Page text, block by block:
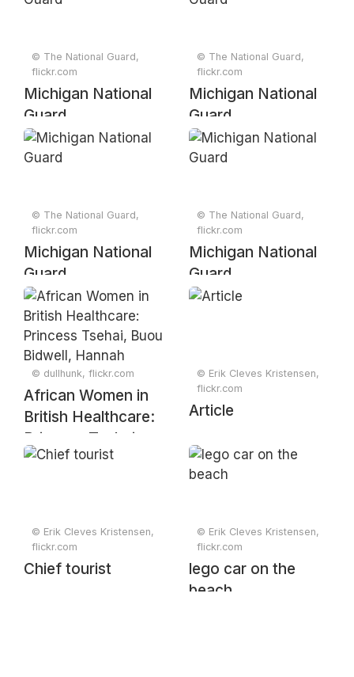
© The National Guard,
flickr.com
Michigan National
Guard
© The National Guard,
flickr.com
Michigan National
Guard
© The National Guard,
flickr.com
Michigan National
Guard
© The National Guard,
flickr.com
Michigan National
Guard
© dullhunk, flickr.com
African Women in
British Healthcare:
Princess Tsehai,
Buou Bidwell,
Kolade
© Erik Cleves Kristensen,
flickr.com
Article
© Erik Cleves Kristensen,
flickr.com
Chief tourist
© Erik Cleves Kristensen,
flickr.com
lego car on the
beach